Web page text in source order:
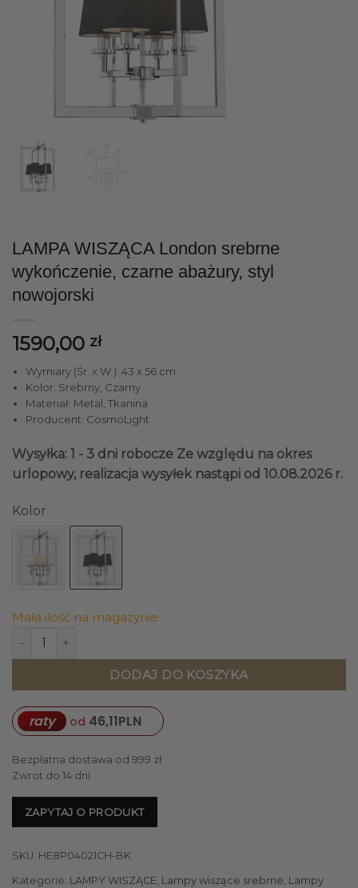
LAMPA WISZĄCA London srebrne
wykończenie, czarne abażury, styl
nowojorski
1590,00 zł
Wymiary (Śr. x W.): 43 x 56 cm
Kolor: Srebrny, Czarny
Materiał: Metal, Tkanina
Producent: CosmoLight
Wysyłka: 1 - 3 dni robocze Ze względu na okres
urlopowy, realizacja wysyłek nastąpi od 10.08.2026 r.
Kolor
Mała ilość na magazynie
ilość LAMPA WISZĄCA London srebrne wykończenie,
DODAJ DO KOSZYKA
raty od 46,11PLN
Bezpłatna dostawa od 999 zł
Zwrot do 14 dni
ZAPYTAJ O PRODUKT
SKU: HE8P04021CH-BK
Kategorie: LAMPY WISZĄCE, Lampy wiszące srebrne, Lampy